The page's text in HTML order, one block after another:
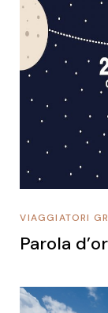
VIAGGIATORI
Parola